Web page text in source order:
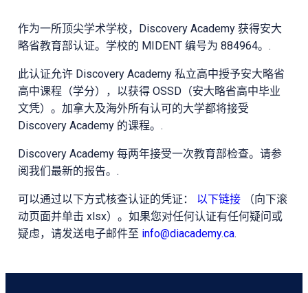
作为一所顶尖学术学校，Discovery Academy 获得安大
略省教育部认证。学校的 MIDENT 编号为 884964。.
此认证允许 Discovery Academy 私立高中授予安大略省
高中课程（学分），以获得 OSSD（安大略省高中毕业
文凭）。加拿大及海外所有认可的大学都将接受
Discovery Academy 的课程。.
Discovery Academy 每两年接受一次教育部检查。请参
阅我们最新的报告。.
可以通过以下方式核查认证的凭证： 以下链接 （向下滚
动页面并单击 xlsx）。如果您对任何认证有任何疑问或
疑虑，请发送电子邮件至 info@diacademy.ca.